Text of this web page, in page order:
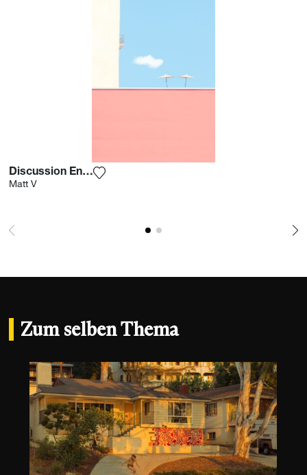
Discussion En Terrasse
Matt V
Zum selben Thema